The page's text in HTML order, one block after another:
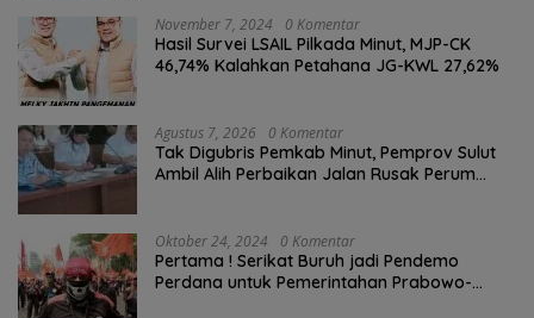
November 7, 2024 0 Komentar
Hasil Survei LSAIL Pilkada Minut, MJP-CK
46,74% Kalahkan Petahana JG-KWL 27,62%
Agustus 7, 2026 0 Komentar
Tak Digubris Pemkab Minut, Pemprov Sulut
Ambil Alih Perbaikan Jalan Rusak Perum
Oktober 24, 2024 0 Komentar
Pertama ! Serikat Buruh jadi Pendemo
Perdana untuk Pemerintahan Prabowo-